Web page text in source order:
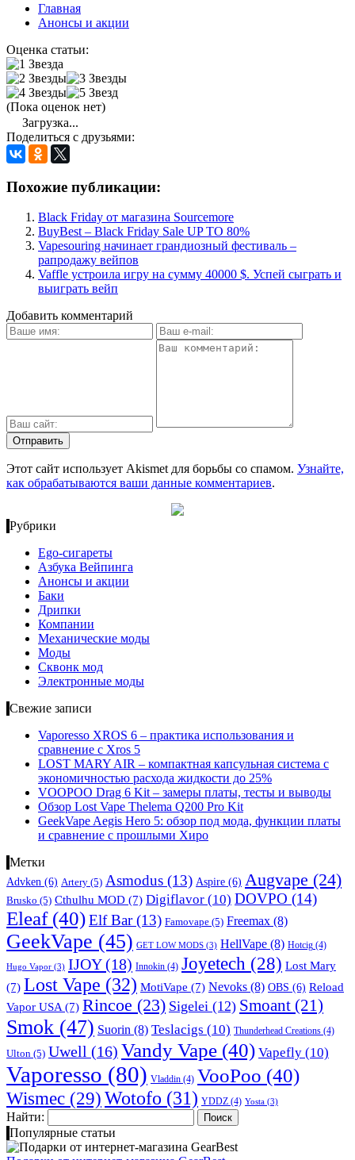
Главная
Анонсы и акции
Оценка статьи:
(Пока оценок нет)
Загрузка...
Поделиться с друзьями:
Похожие публикации:
Black Friday от магазина Sourcemore
BuyBest – Black Friday Sale UP TO 80%
Vapesouring начинает грандиозный фестиваль –
рапродажу вейпов
Vaffle устроила игру на сумму 40000 $. Успей сыграть и
выиграть вейп
Добавить комментарий
Этот сайт использует Akismet для борьбы со спамом. Узнайте,
как обрабатываются ваши данные комментариев.
Рубрики
Ego-сигареты
Азбука Вейпинга
Анонсы и акции
Баки
Дрипки
Компании
Механические моды
Моды
Сквонк мод
Электронные моды
Свежие записи
Vaporesso XROS 6 – практика использования и
сравнение с Xros 5
LOST MARY AIR – компактная капсульная система с
экономичностью расхода жидкости до 25%
VOOPOO Drag 6 Kit – замеры платы, тесты и выводы
Обзор Lost Vape Thelema Q200 Pro Kit
GeekVape Aegis Hero 5: обзор под мода, функции платы
и сравнение с прошлыми Хиро
Метки
Advken (6) Artery (5) Asmodus (13) Aspire (6) Augvape (24)
Brusko (5) Cthulhu MOD (7) Digiflavor (10) DOVPO (14)
Eleaf(40) Elf Bar(13) Famovape (5) Freemax (8)
GeekVape (45) GET LOW MODS (3) HellVape (8) Hotcig (4)
Hugo Vapor (3) IJOY(18) Innokin (4) Joyetech (28) Lost Mary
(7) Lost Vape (32) MotiVape (7) Nevoks (8) OBS (6) Reload
Vapor USA(7) Rincoe (23) Sigelei (12) Smoant (21)
Smok (47) Suorin (8) Teslacigs (10) Thunderhead Creations (4)
Ulton (5) Uwell (16) Vandy Vape (40) Vapefly (10)
Vaporesso (80) Vladdin (4) VooPoo (40)
Wismec (29)Wotofo (31) YDDZ (4) Yosta (3)
Найти:
Популярные статьи